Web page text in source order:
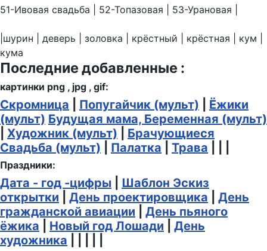
51-Ивовая свадьба | 52-Топазовая | 53-Урановая |
|шурин | деверь | золовка | крёстный | крёстная | кум |
кума
Последние добавленные :
картинки png , jpg , gif:
Скромница Попугайчик (мульт)
Ёжики
(мульт) Будущая мама, Беременная (мульт)
Художник (мульт)
Брачующиеся
Свадьба (мульт)
Палатка Трава
Праздники:
Дата - год -цифры
Шаблон Эскиз
открытки
День проектировщика
День
гражданской авиации
День пьяного
ёжика
Новый год Лошади
День
художника